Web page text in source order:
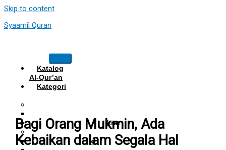
Skip to content
Syaamil Quran
Katalog
Al-Qur’an
Kategori
Al Quran Hafalan Tikrar
Al Quran Tematik
Mushaf Tahajud
Bagi Orang Mukmin, Ada
Kebaikan dalam Segala Hal